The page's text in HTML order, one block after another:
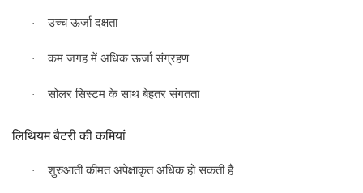
· उच्च ऊर्जा दक्षता
· कम जगह में अधिक ऊर्जा संग्रहण
· सोलर सिस्टम के साथ बेहतर संगतता
लिथियम बैटरी की कमियां
· शुरुआती कीमत अपेक्षाकृत अधिक हो सकती है